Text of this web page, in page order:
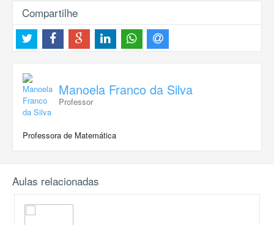
Compartilhe
Manoela Franco da Silva
Professor
Professora de Matemática
Aulas relacionadas